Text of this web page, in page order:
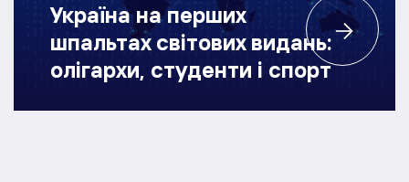
Україна на перших
шпальтах світових видань:
олігархи, студенти і спорт